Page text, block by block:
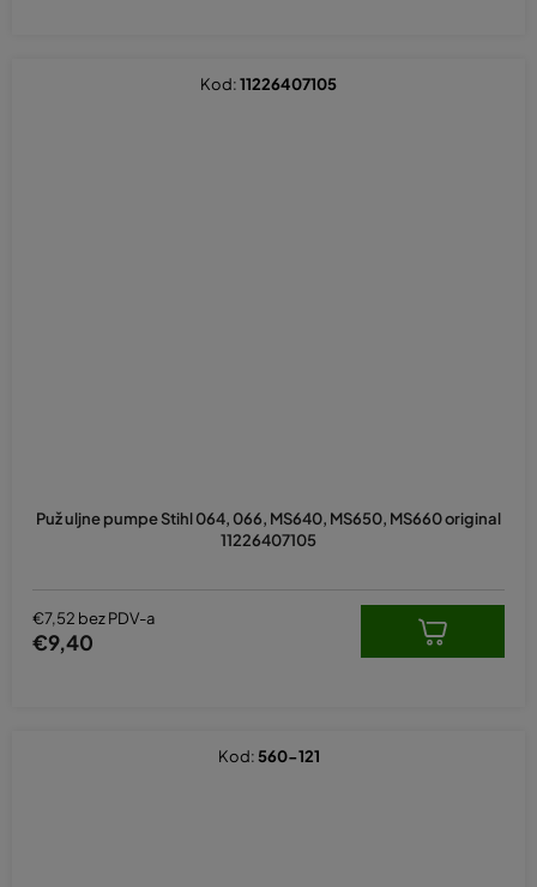
Puž uljne pumpe Stihl 064, 066, MS640, MS650, MS660 original
11226407105
€7,52 bez PDV-a
€9,40
Kod:11226407105
Kod: 560-121